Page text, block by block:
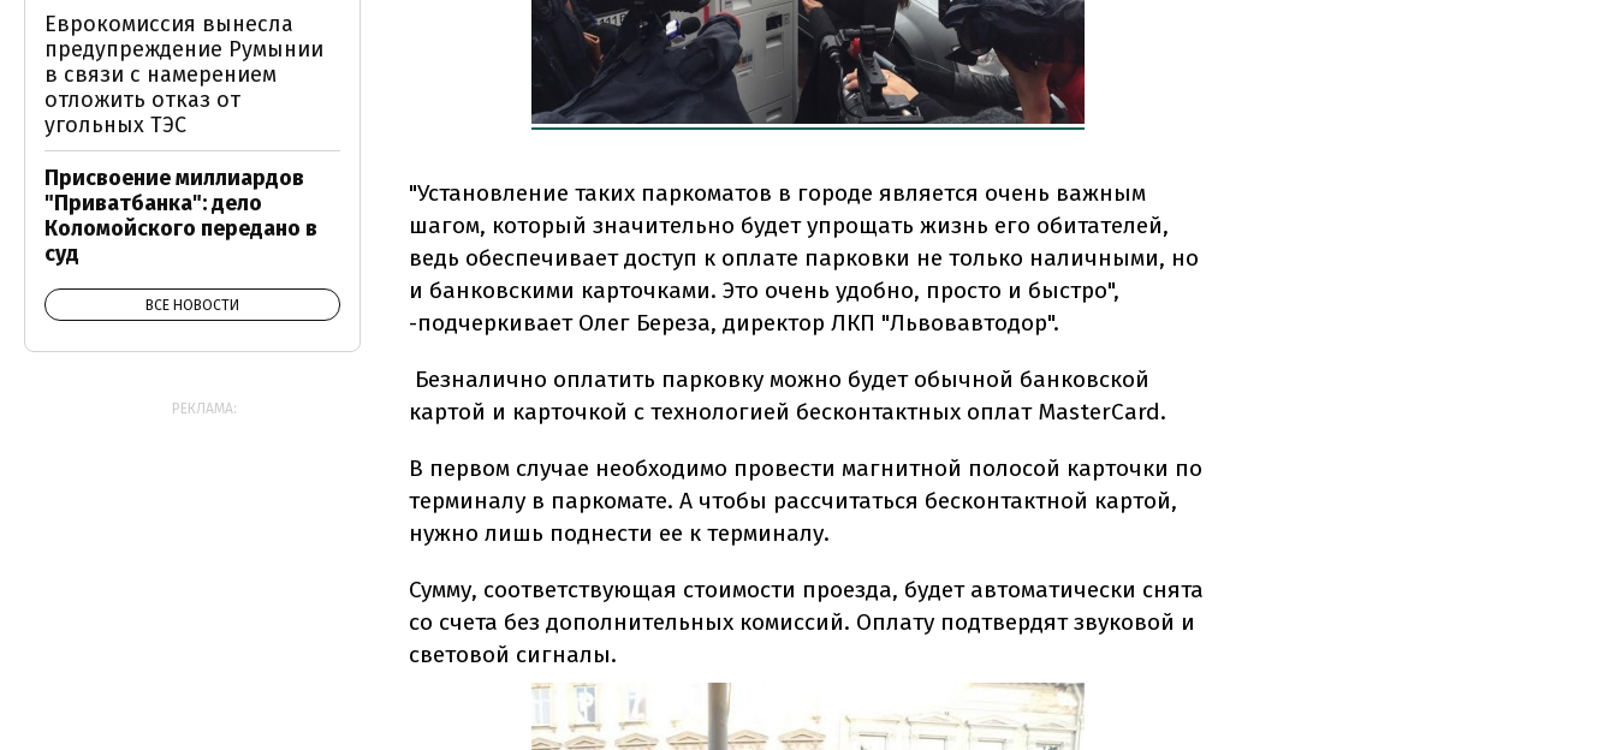
"Установление таких паркоматов в городе является очень важным
шагом, который значительно будет упрощать жизнь его обитателей,
ведь обеспечивает доступ к оплате парковки не только наличными, но
и банковскими карточками. Это очень удобно, просто и быстро",
-подчеркивает Олег Береза, директор ЛКП "Львовавтодор".
Безналично оплатить парковку можно будет обычной банковской
картой и карточкой с технологией бесконтактных оплат MasterCard.
В первом случае необходимо провести магнитной полосой карточки по
терминалу в паркомате. А чтобы рассчитаться бесконтактной картой,
нужно лишь поднести ее к терминалу.
Сумму, соответствующая стоимости проезда, будет автоматически снята
со счета без дополнительных комиссий. Оплату подтвердят звуковой и
световой сигналы.
Еврокомиссия вынесла
предупреждение Румынии
в связи с намерением
отложить отказ от
угольных ТЭС
Присвоение миллиардов
"Приватбанка": дело
Коломойского передано в
суд
ВСЕ НОВОСТИ
РЕКЛАМА: